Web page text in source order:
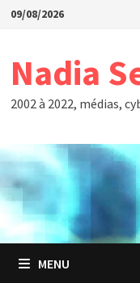
Passer
09/08/2026
Nadia
2002 à 2022, médias,
MENU